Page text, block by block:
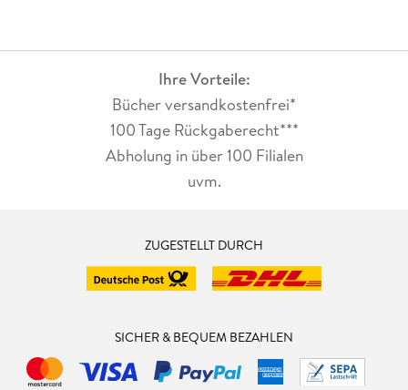
Ihre Vorteile:
Bücher versandkostenfrei*
100 Tage Rückgaberecht***
Abholung in über 100 Filialen
uvm.
ZUGESTELLT DURCH
SICHER & BEQUEM BEZAHLEN